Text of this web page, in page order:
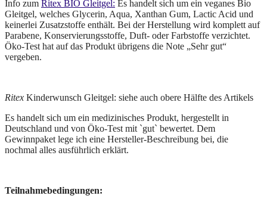
Info zum Ritex BIO Gleitgel: Es handelt sich um ein veganes Bio
Gleitgel, welches Glycerin, Aqua, Xanthan Gum, Lactic Acid und
keinerlei Zusatzstoffe enthält. Bei der Herstellung wird komplett auf
Parabene, Konservierungsstoffe, Duft- oder Farbstoffe verzichtet.
Öko-Test hat auf das Produkt übrigens die Note „Sehr gut“
vergeben.
Ritex Kinderwunsch Gleitgel: siehe auch obere Hälfte des Artikels
Es handelt sich um ein medizinisches Produkt, hergestellt in
Deutschland und von Öko-Test mit `gut` bewertet. Dem
Gewinnpaket lege ich eine Hersteller-Beschreibung bei, die
nochmal alles ausführlich erklärt.
Teilnahmebedingungen: